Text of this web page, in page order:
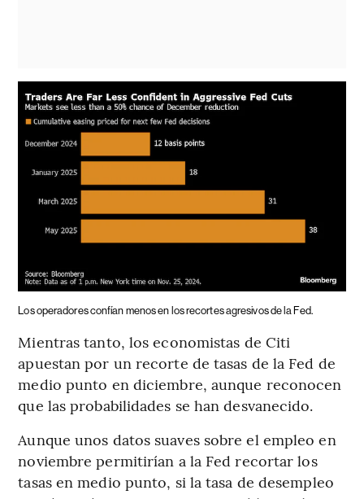
Los operadores confían menos en los recortes agresivos de la Fed.
Mientras tanto, los economistas de Citi
apuestan por un recorte de tasas de la Fed de
medio punto en diciembre, aunque reconocen
que las probabilidades se han desvanecido.
Aunque unos datos suaves sobre el empleo en
noviembre permitirían a la Fed recortar los
tasas en medio punto, si la tasa de desempleo